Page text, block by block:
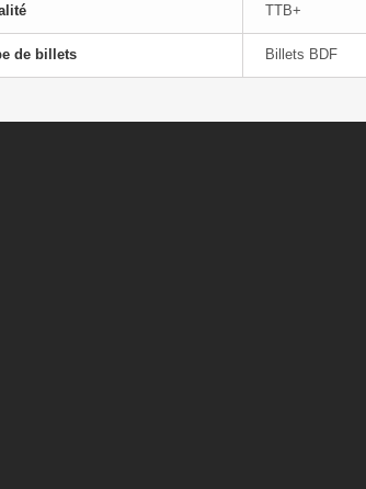
TTB+
de billets Billets BDF